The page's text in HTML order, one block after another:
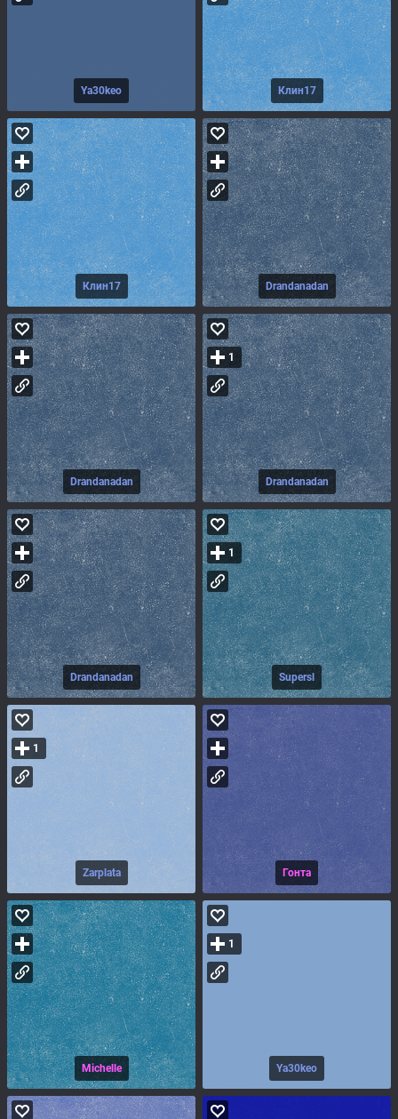
Ya30keo Клин17
Клин17 Drandanadan
Drandanadan Drandanadan
1
Drandanadan Supersl
1
Zarplata
1
Гонта
Michelle Ya30keo
1